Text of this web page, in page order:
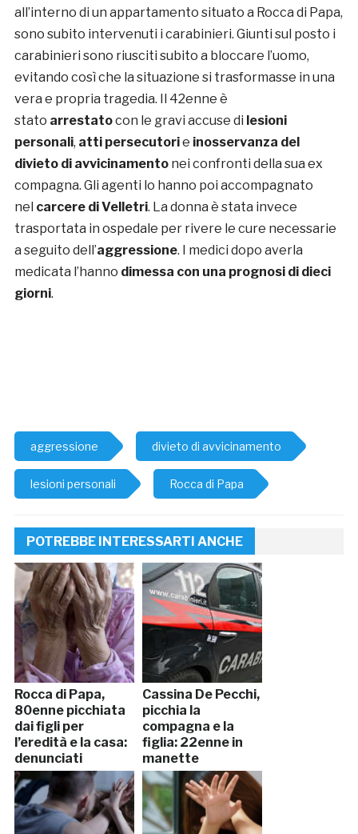
all’interno di un appartamento situato a Rocca di Papa,
sono subito intervenuti i carabinieri. Giunti sul posto i
carabinieri sono riusciti subito a bloccare l’uomo,
evitando così che la situazione si trasformasse in una
vera e propria tragedia. Il 42enne è
stato arrestatocon le gravi accuse di lesioni
personali, atti persecutorie inosservanza del
divieto di avvicinamento nei confronti della sua ex
compagna. Gli agenti lo hanno poi accompagnato
nel carcere di Velletri. La donna è stata invece
trasportata in ospedale per rivere le cure necessarie
a seguito dell’aggressione. I medici dopo averla
medicata l’hanno dimessa con una prognosi di dieci
giorni.
aggressione divieto di avvicinamento
lesioni personali Rocca di Papa
POTREBBE INTERESSARTI ANCHE
Rocca di Papa,
80enne picchiata
dai figli per
l’eredità e la casa:
denunciati
Cassina De Pecchi,
picchia la
compagna e la
figlia: 22enne in
manette